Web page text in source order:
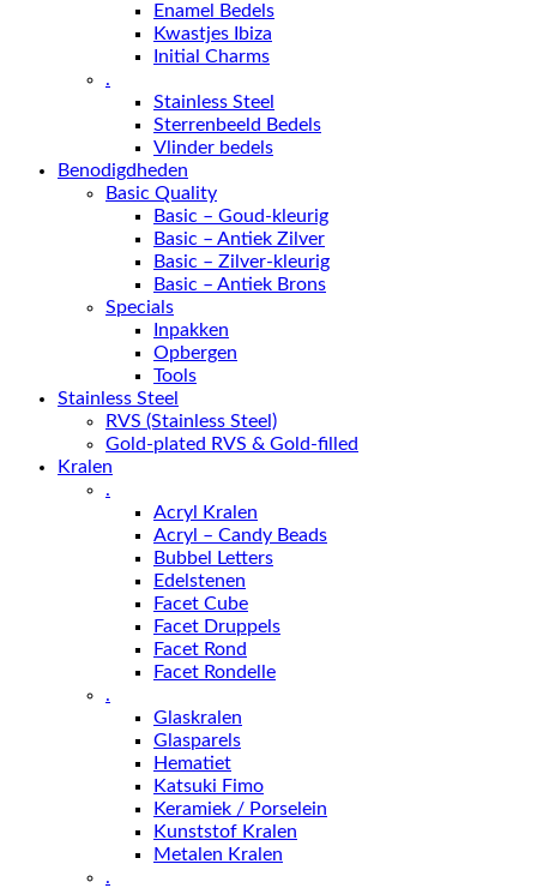
Enamel Bedels
Kwastjes Ibiza
Initial Charms
.
Stainless Steel
Sterrenbeeld Bedels
Vlinder bedels
Benodigdheden
Basic Quality
Basic – Goud-kleurig
Basic – Antiek Zilver
Basic – Zilver-kleurig
Basic – Antiek Brons
Specials
Inpakken
Opbergen
Tools
Stainless Steel
RVS (Stainless Steel)
Gold-plated RVS & Gold-filled
Kralen
.
Acryl Kralen
Acryl – Candy Beads
Bubbel Letters
Edelstenen
Facet Cube
Facet Druppels
Facet Rond
Facet Rondelle
.
Glaskralen
Glasparels
Hematiet
Katsuki Fimo
Keramiek / Porselein
Kunststof Kralen
Metalen Kralen
.